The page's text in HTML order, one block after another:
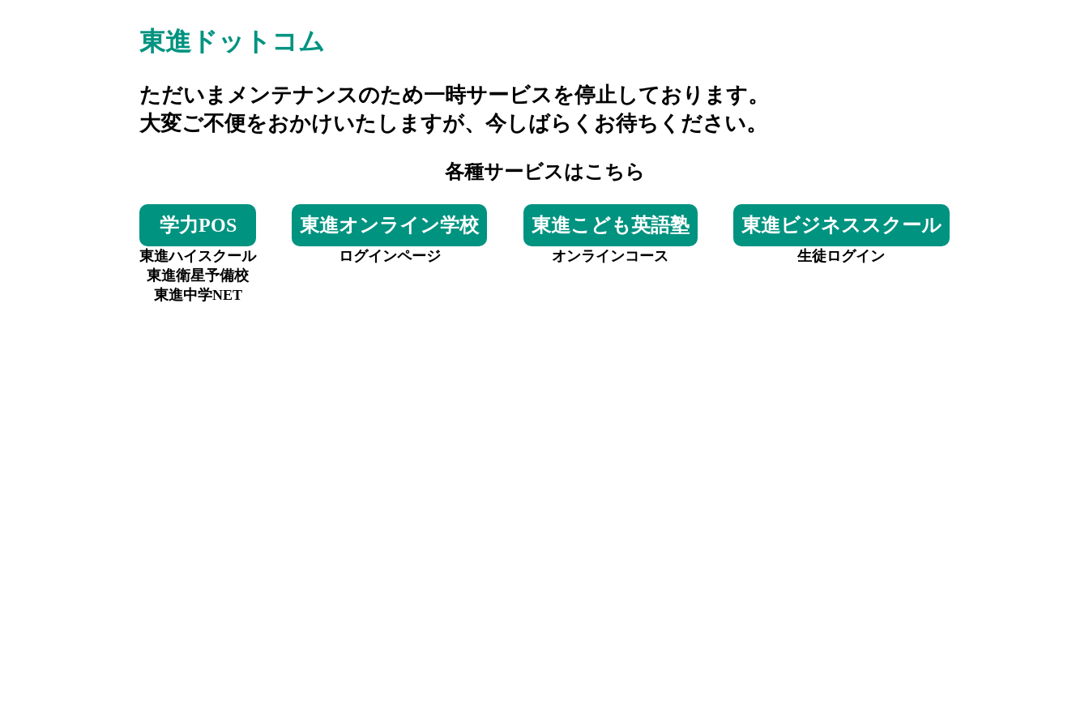
東進ドットコム
ただいまメンテナンスのため一時サービスを停止しております。
大変ご不便をおかけいたしますが、今しばらくお待ちください。
各種サービスはこちら
学力POS
東進ハイスクール
東進衛星予備校
東進中学NET
東進オンライン学校
ログインページ
東進こども英語塾
オンラインコース
東進ビジネススクール
生徒ログイン